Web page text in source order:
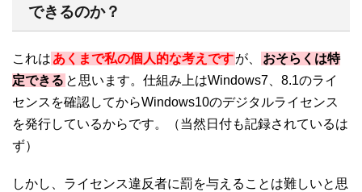
できるのか？
これは あくまで私の個人的な考えですが、
おそらくは特
定できる と思います。仕組み上はWindows7、8.1のライ
センスを確認してからWindows10のデジタルライセンス
を発行しているからです。（当然日付も記録されているは
ず）
しかし、ライセンス違反者に罰を与えることは難しいと思